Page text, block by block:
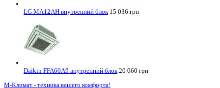
LG MA12AH внутренний блок 15 036 грн
Daikin FFA60A9 внутренний блок 20 060 грн
М-Климат - техника вашего комфорта!